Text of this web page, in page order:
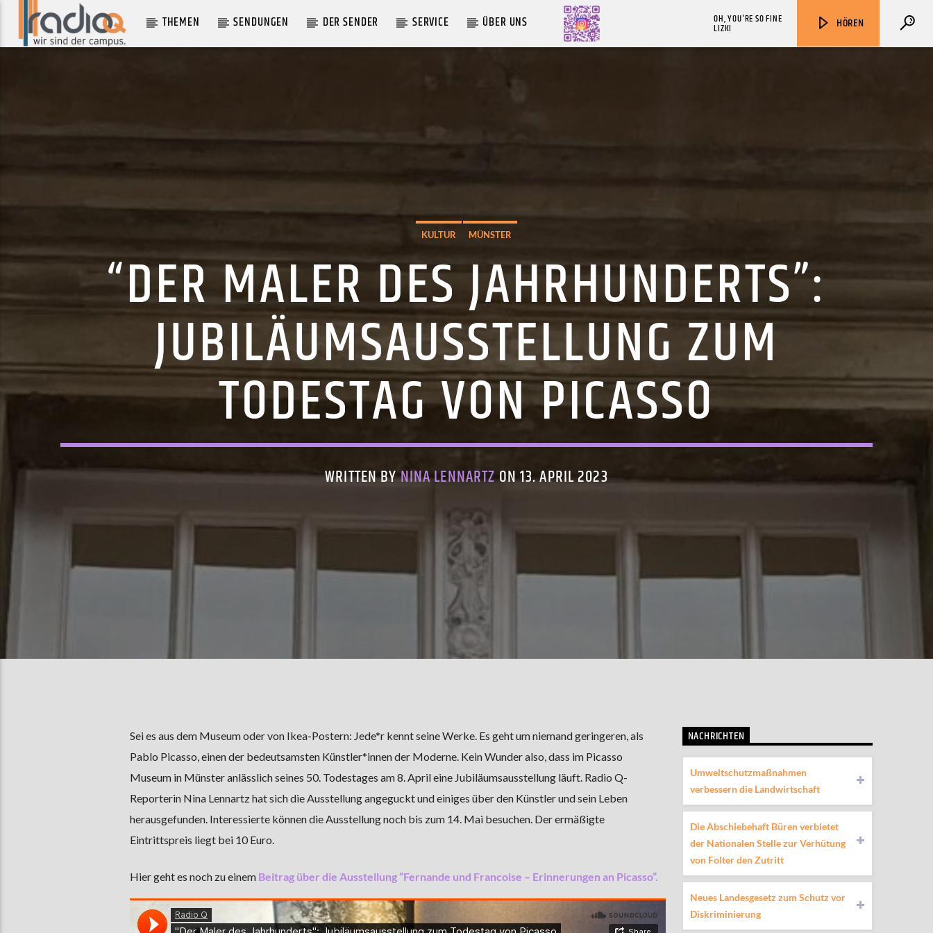
THEMEN SENDUNGEN DER SENDER SERVICE ÜBER UNS HÖREN
OH, YOU'RE SO FINE
LIZKI
KULTUR MÜNSTER
“DER MALER DES JAHRHUNDERTS”:
JUBILÄUMSAUSSTELLUNG ZUM
TODESTAG VON PICASSO
WRITTEN BYNINA LENNARTZON 13. APRIL 2023
Sei es aus dem Museum oder von Ikea-Postern: Jede*r kennt seine Werke. Es geht um niemand geringeren, als
Pablo Picasso, einen der bedeutsamsten Künstler*innen der Moderne. Kein Wunder also, dass im Picasso
Museum in Münster anlässlich seines 50. Todestages am 8. April eine Jubiläumsausstellung läuft. Radio Q-
Reporterin Nina Lennartz hat sich die Ausstellung angeguckt und einiges über den Künstler und sein Leben
herausgefunden. Interessierte können die Ausstellung noch bis zum 14. Mai besuchen. Der ermäßigte
Eintrittspreis liegt bei 10 Euro.
Hier geht es noch zu einem Beitrag über die Ausstellung “Fernande und Francoise – Erinnerungen an Picasso”.
NACHRICHTEN
Umweltschutzmaßnahmen
verbessern die Landwirtschaft
Die Abschiebehaft Büren verbietet
der Nationalen Stelle zur Verhütung
von Folter den Zutritt
Neues Landesgesetz zum Schutz vor
Diskriminierung